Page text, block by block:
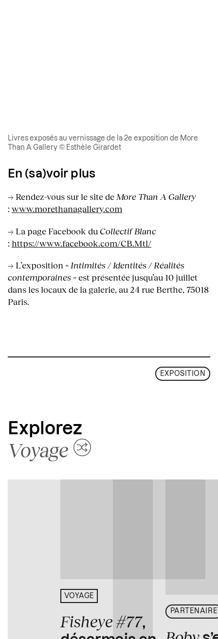
Livres exposés au vernissage de la 2e exposition de More
Than A Gallery © Esthèle Girardet
En (sa)voir plus
→ Rendez-vous sur le site deMore Than A Gallery
: www.morethanagallery.com
→ La page Facebook du Collectif Blanc
: https://www.facebook.com/CB.Mtl/
→ L’exposition « Intimités / Identités / Réalités
contemporaines »est présentée jusqu’au 10 juillet
dans les locaux de la galerie, au 24 rue Berthe, 75018
Paris.
EXPOSITION
Explorez
Voyage
VOYAGE
Fisheye #77,
PARTENAIRE